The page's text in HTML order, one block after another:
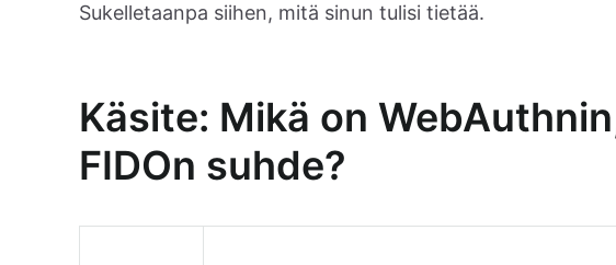
Sukelletaanpa siihen, mitä sinun tulisi tietää.
Käsite: Mikä on
FIDOn suhde?